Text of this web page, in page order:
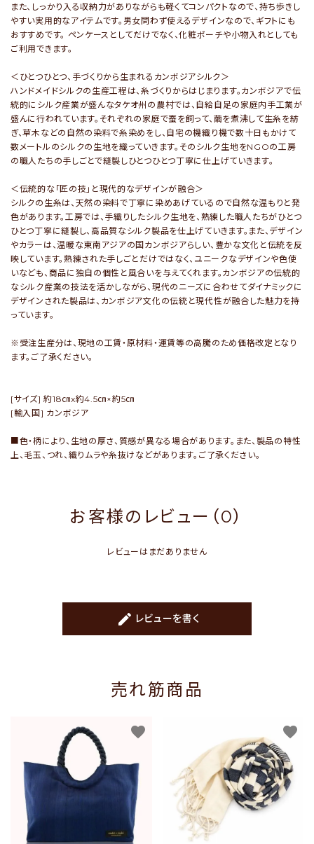
また、しっかり入る収納力がありながらも軽くてコンパクトなので、持ち歩きし
やすい実用的なアイテムです。男女問わず使えるデザインなので、ギフトにも
おすすめです。 ペンケースとしてだけでなく、化粧ポーチや小物入れとしても
ご利用できます。
＜ひとつひとつ、手づくりから生まれるカンボジアシルク＞
ハンドメイドシルクの生産工程は、糸づくりからはじまります。カンボジアで伝
統的にシルク産業が盛んなタケオ州の農村では、自給自足の家庭内手工業が
盛んに行われています。それぞれの家庭で蚕を飼って、繭を煮沸して生糸を紡
ぎ、草木などの自然の染料で糸染めをし、自宅の機織り機で数十日もかけて
数メートルのシルクの生地を織っていきます。そのシルク生地をNGOの工房
の職人たちの手しごとで縫製しひとつひとつ丁寧に仕上げていきます。
＜伝統的な「匠の技」と現代的なデザインが融合＞
シルクの生糸は、天然の染料で丁寧に染めあげているので自然な温もりと発
色があります。工房では、手織りしたシルク生地を、熟練した職人たちがひとつ
ひとつ丁寧に縫製し、高品質なシルク製品を仕上げていきます。また、デザイン
やカラーは、温暖な東南アジアの国カンボジアらしい、豊かな文化と伝統を反
映しています。熟練された手しごとだけではなく、ユニークなデザインや色使
いなども、商品に独自の個性と風合いを与えてくれます。カンボジアの伝統的
なシルク産業の技法を活かしながら、現代のニーズに合わせてダイナミックに
デザインされた製品は、カンボジア文化の伝統と現代性が融合した魅力を持
っています。
※受注生産分は、現地の工賃・原材料・運賃等の高騰のため価格改定となり
ます。ご了承ください。
[サイズ] 約18㎝x約4.5㎝×約5㎝
[輸入国] カンボジア
■色・柄により、生地の厚さ、質感が異なる場合があります。また、製品の特性
上、毛玉、つれ、織りムラや糸抜けなどがあります。ご了承ください。
お客様のレビュー（0）
レビューはまだありません
create レビューを書く
売れ筋商品
favorite favorite